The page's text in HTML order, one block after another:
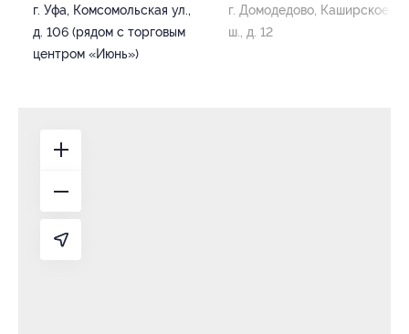
г. Уфа, Комсомольская ул.,
д. 106 (рядом с торговым
центром «Июнь»)
г. Домодедово, Каширское
ш., д. 12